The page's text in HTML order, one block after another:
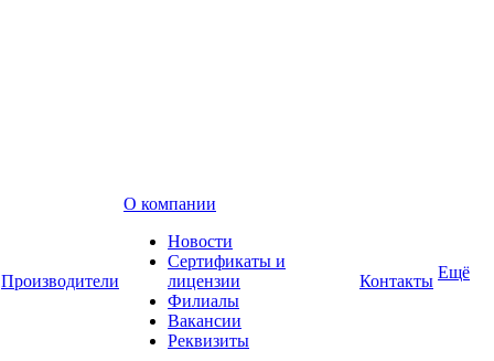
Производители
О компании
Новости
Сертификаты и
лицензии
Филиалы
Вакансии
Реквизиты
Контакты Ещё